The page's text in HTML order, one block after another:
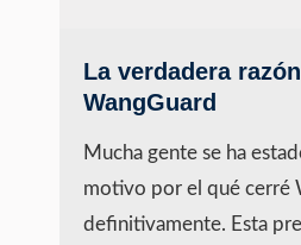
La verdadera
WangGuard
Mucha gente se ha
motivo por el qué cerré
definitivamente. Esta